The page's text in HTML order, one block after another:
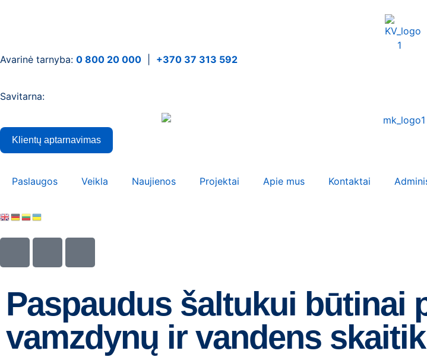
Avarinė tarnyba: 0 800 20 000 +370 37 313 592
Savitarna:
Klientų aptarnavimas
Paslaugos Veikla Naujienos Projektai Apie mus Kontaktai
Paspaudus šaltukui būtinai
vamzdynų ir vandens